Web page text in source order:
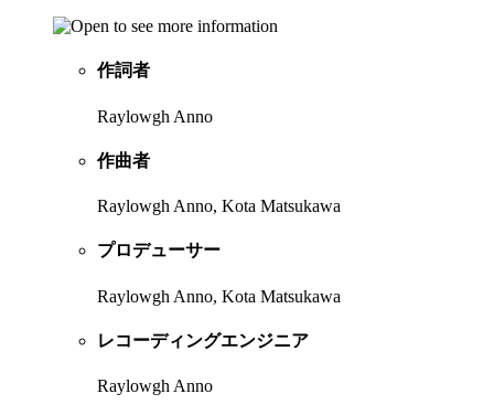
作詞者
Raylowgh Anno
作曲者
Raylowgh Anno, Kota Matsukawa
プロデューサー
Raylowgh Anno, Kota Matsukawa
レコーディングエンジニア
Raylowgh Anno